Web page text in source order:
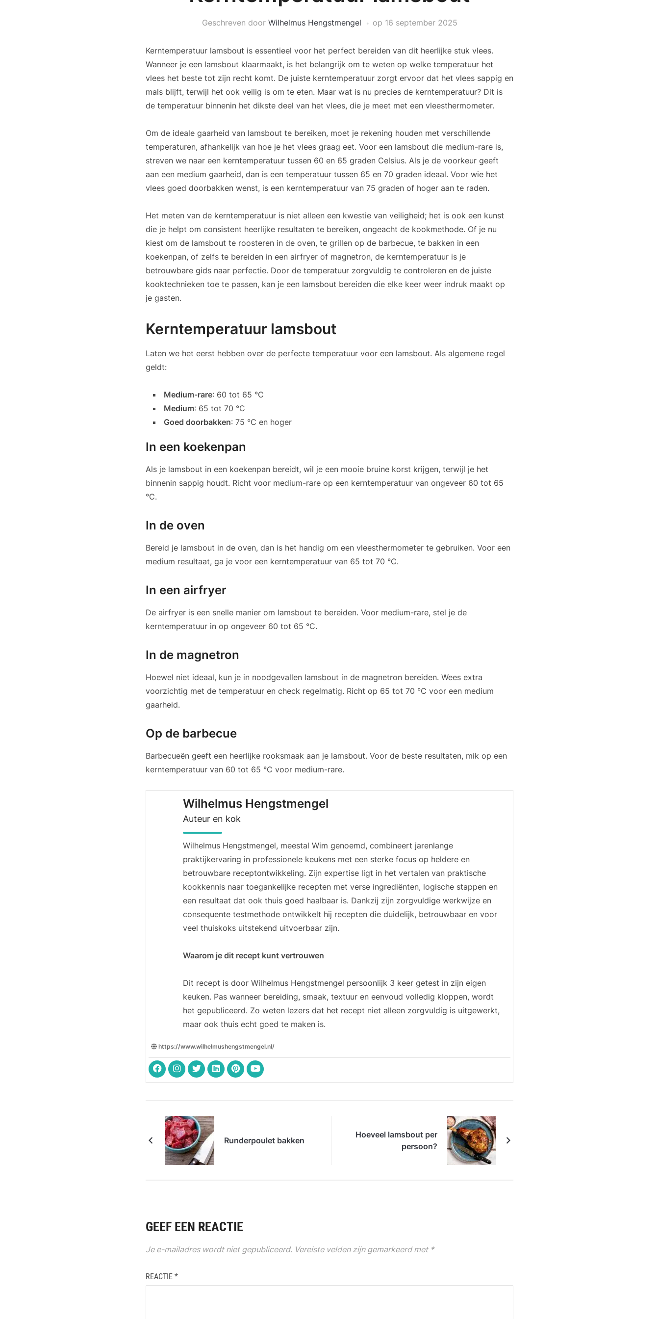
Geschreven door Wilhelmus Hengstmengel op 16 september 2025
Kerntemperatuur lamsbout is essentieel voor het perfect bereiden van dit heerlijke stuk vlees.
Wanneer je een lamsbout klaarmaakt, is het belangrijk om te weten op welke temperatuur het
vlees het beste tot zijn recht komt. De juiste kerntemperatuur zorgt ervoor dat het vlees sappig en
mals blijft, terwijl het ook veilig is om te eten. Maar wat is nu precies de kerntemperatuur? Dit is
de temperatuur binnenin het dikste deel van het vlees, die je meet met een vleesthermometer.
Om de ideale gaarheid van lamsbout te bereiken, moet je rekening houden met verschillende
temperaturen, afhankelijk van hoe je het vlees graag eet. Voor een lamsbout die medium-rare is,
streven we naar een kerntemperatuur tussen 60 en 65 graden Celsius. Als je de voorkeur geeft
aan een medium gaarheid, dan is een temperatuur tussen 65 en 70 graden ideaal. Voor wie het
vlees goed doorbakken wenst, is een kerntemperatuur van 75 graden of hoger aan te raden.
Het meten van de kerntemperatuur is niet alleen een kwestie van veiligheid; het is ook een kunst
die je helpt om consistent heerlijke resultaten te bereiken, ongeacht de kookmethode. Of je nu
kiest om de lamsbout te roosteren in de oven, te grillen op de barbecue, te bakken in een
koekenpan, of zelfs te bereiden in een airfryer of magnetron, de kerntemperatuur is je
betrouwbare gids naar perfectie. Door de temperatuur zorgvuldig te controleren en de juiste
kooktechnieken toe te passen, kan je een lamsbout bereiden die elke keer weer indruk maakt op
je gasten.
Kerntemperatuur lamsbout
Laten we het eerst hebben over de perfecte temperatuur voor een lamsbout. Als algemene regel
geldt:
Medium-rare: 60 tot 65 °C
Medium: 65 tot 70 °C
Goed doorbakken: 75 °C en hoger
In een koekenpan
Als je lamsbout in een koekenpan bereidt, wil je een mooie bruine korst krijgen, terwijl je het
binnenin sappig houdt. Richt voor medium-rare op een kerntemperatuur van ongeveer 60 tot 65
°C.
In de oven
Bereid je lamsbout in de oven, dan is het handig om een vleesthermometer te gebruiken. Voor een
medium resultaat, ga je voor een kerntemperatuur van 65 tot 70 °C.
In een airfryer
De airfryer is een snelle manier om lamsbout te bereiden. Voor medium-rare, stel je de
kerntemperatuur in op ongeveer 60 tot 65 °C.
In de magnetron
Hoewel niet ideaal, kun je in noodgevallen lamsbout in de magnetron bereiden. Wees extra
voorzichtig met de temperatuur en check regelmatig. Richt op 65 tot 70 °C voor een medium
gaarheid.
Op de barbecue
Barbecueën geeft een heerlijke rooksmaak aan je lamsbout. Voor de beste resultaten, mik op een
kerntemperatuur van 60 tot 65 °C voor medium-rare.
Wilhelmus Hengstmengel
Auteur en kok
Wilhelmus Hengstmengel, meestal Wim genoemd, combineert jarenlange
praktijkervaring in professionele keukens met een sterke focus op heldere en
betrouwbare receptontwikkeling. Zijn expertise ligt in het vertalen van praktische
kookkennis naar toegankelijke recepten met verse ingrediënten, logische stappen en
een resultaat dat ook thuis goed haalbaar is. Dankzij zijn zorgvuldige werkwijze en
consequente testmethode ontwikkelt hij recepten die duidelijk, betrouwbaar en voor
veel thuiskoks uitstekend uitvoerbaar zijn.
Waarom je dit recept kunt vertrouwen
Dit recept is door Wilhelmus Hengstmengel persoonlijk 3 keer getest in zijn eigen
keuken. Pas wanneer bereiding, smaak, textuur en eenvoud volledig kloppen, wordt
het gepubliceerd. Zo weten lezers dat het recept niet alleen zorgvuldig is uitgewerkt,
maar ook thuis echt goed te maken is.
https://www.wilhelmushengstmengel.nl/
Runderpoulet bakken
Hoeveel lamsbout per
persoon?
GEEF EEN REACTIE
Je e-mailadres wordt niet gepubliceerd. Vereiste velden zijn gemarkeerd met *
REACTIE *